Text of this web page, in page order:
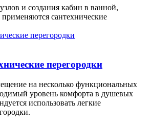
и создания кабин в ванной,
сантехнические
перегородки
на несколько функциональных
уровень комфорта в душевых
использовать легкие